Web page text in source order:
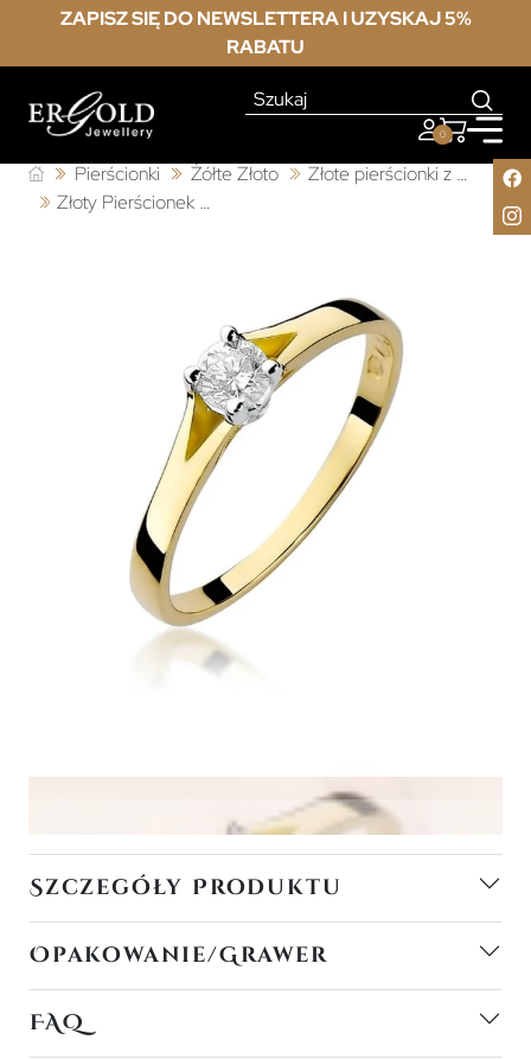
ZAPISZ SIĘ DO NEWSLETTERA I UZYSKAJ 5%
RABATU
0
Pierścionki Żółte Złoto
Złote pierścionki z brylantem
Złoty Pierścionek 585 z diamentem brylant 0,20ct
Szczegóły Produktu
Opakowanie/Grawer
FAQ